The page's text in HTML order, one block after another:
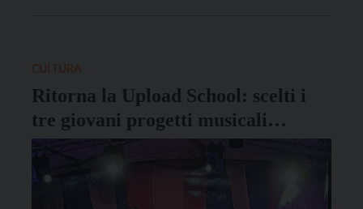
Ritorna la Upload School: scelti i
tre giovani progetti musicali
trentini